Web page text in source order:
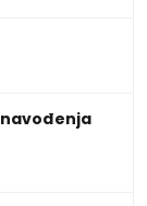
navođenja